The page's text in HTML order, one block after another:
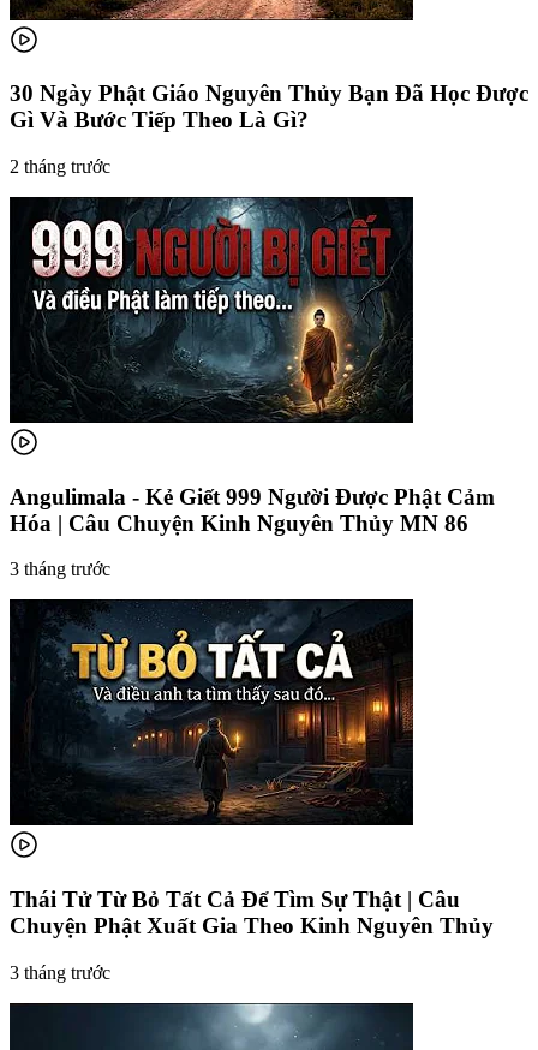
30 Ngày Phật Giáo Nguyên Thủy Bạn Đã Học Được
Gì Và Bước Tiếp Theo Là Gì?
2 tháng trước
Angulimala - Kẻ Giết 999 Người Được Phật Cảm
Hóa | Câu Chuyện Kinh Nguyên Thủy MN 86
3 tháng trước
Thái Tử Từ Bỏ Tất Cả Để Tìm Sự Thật | Câu
Chuyện Phật Xuất Gia Theo Kinh Nguyên Thủy
3 tháng trước